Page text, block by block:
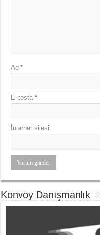
Ad*
E-posta*
İnternet sitesi
Konvoy Danışmanlık